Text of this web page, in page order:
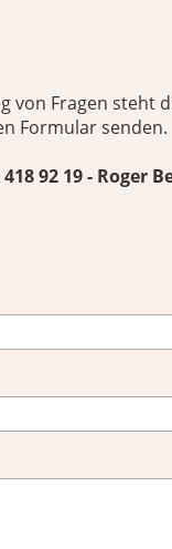
von Fragen steht
Formular senden.
92 19 - Roger